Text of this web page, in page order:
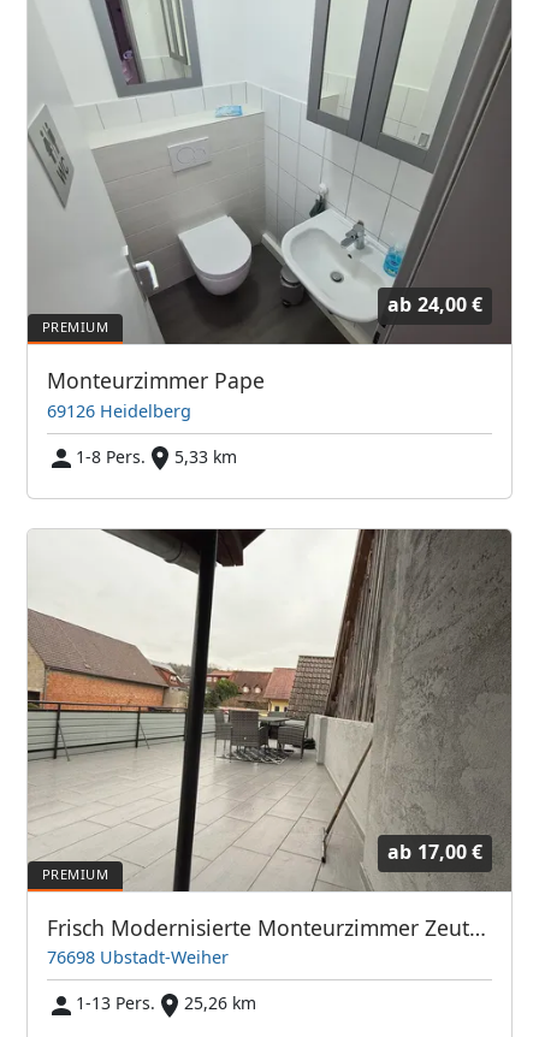
ab 24,00 €
Monteurzimmer Pape
69126 Heidelberg
1-8 Pers.
5,33 km
ab 17,00 €
Frisch Modernisierte Monteurzimmer Zeutern
76698 Ubstadt-Weiher
1-13 Pers.
25,26 km